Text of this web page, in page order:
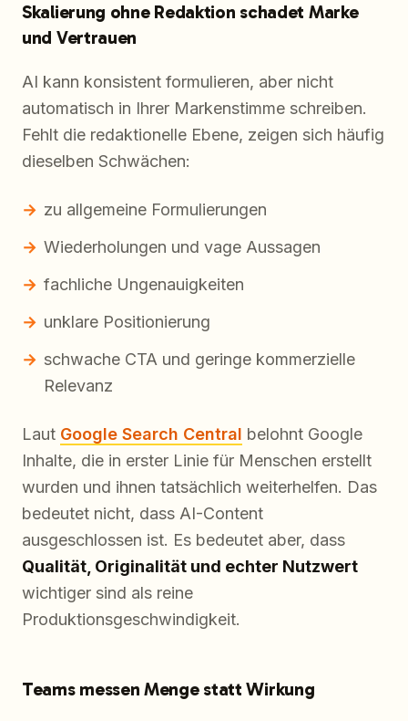
Skalierung ohne Redaktion schadet Marke
und Vertrauen
AI kann konsistent formulieren, aber nicht
automatisch in Ihrer Markenstimme schreiben.
Fehlt die redaktionelle Ebene, zeigen sich häufig
dieselben Schwächen:
zu allgemeine Formulierungen
Wiederholungen und vage Aussagen
fachliche Ungenauigkeiten
unklare Positionierung
schwache CTA und geringe kommerzielle
Relevanz
Laut Google Search Central belohnt Google
Inhalte, die in erster Linie für Menschen erstellt
wurden und ihnen tatsächlich weiterhelfen. Das
bedeutet nicht, dass AI-Content
ausgeschlossen ist. Es bedeutet aber, dass
Qualität, Originalität und echter Nutzwert
wichtiger sind als reine
Produktionsgeschwindigkeit.
Teams messen Menge statt Wirkung